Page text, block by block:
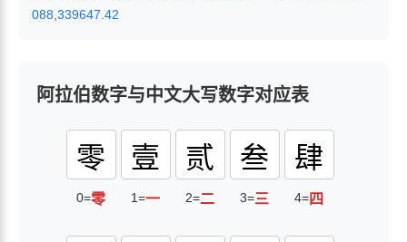
088 339647.42
阿拉伯数字与中文大写数字对应表
零
0=零
壹
1=一
贰
2=二
叁
3=三
肆
4=四